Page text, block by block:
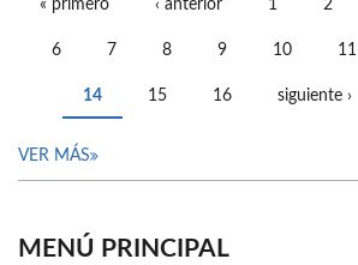
« primero ‹ anterior 1 2
6 7 8 9 10 11
14 15 16 siguiente ›
VER MÁS
MENÚ PRINCIPAL